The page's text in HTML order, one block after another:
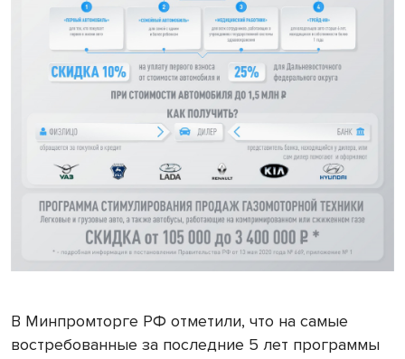
В Минпромторге РФ отметили, что на самые
востребованные за последние 5 лет программы